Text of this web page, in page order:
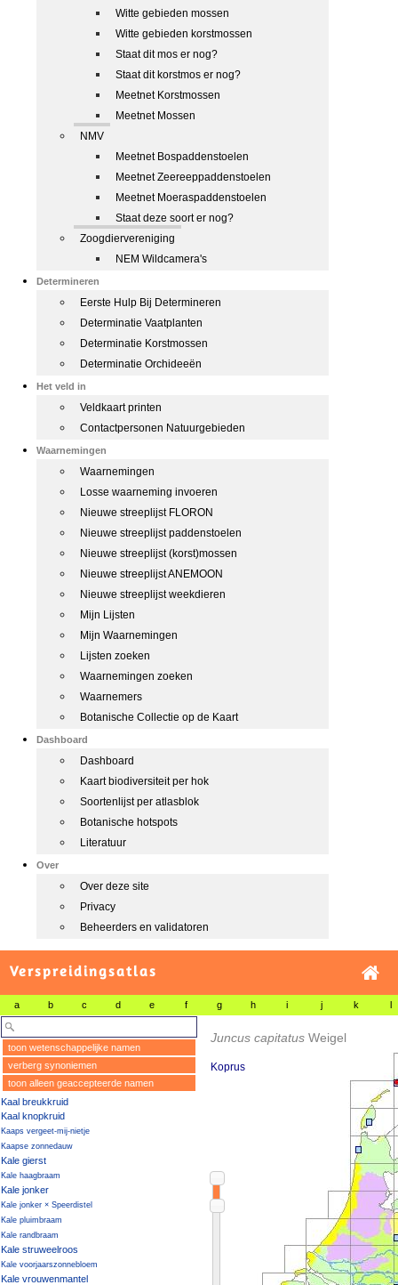
Witte gebieden mossen
Witte gebieden korstmossen
Staat dit mos er nog?
Staat dit korstmos er nog?
Meetnet Korstmossen
Meetnet Mossen
NMV
Meetnet Bospaddenstoelen
Meetnet Zeereeppaddenstoelen
Meetnet Moeraspaddenstoelen
Staat deze soort er nog?
Zoogdiervereniging
NEM Wildcamera's
Determineren
Eerste Hulp Bij Determineren
Determinatie Vaatplanten
Determinatie Korstmossen
Determinatie Orchideeën
Het veld in
Veldkaart printen
Contactpersonen Natuurgebieden
Waarnemingen
Waarnemingen
Losse waarneming invoeren
Nieuwe streeplijst FLORON
Nieuwe streeplijst paddenstoelen
Nieuwe streeplijst (korst)mossen
Nieuwe streeplijst ANEMOON
Nieuwe streeplijst weekdieren
Mijn Lijsten
Mijn Waarnemingen
Lijsten zoeken
Waarnemingen zoeken
Waarnemers
Botanische Collectie op de Kaart
Dashboard
Dashboard
Kaart biodiversiteit per hok
Soortenlijst per atlasblok
Botanische hotspots
Literatuur
Over
Over deze site
Privacy
Beheerders en validatoren
Verspreidingsatlas
a b c d e f g h i j k l
toon wetenschappelijke namen
verberg synoniemen
toon alleen geaccepteerde namen
Kaal breukkruid
Kaal knopkruid
Kaaps vergeet-mij-nietje
Kaapse zonnedauw
Kale gierst
Kale haagbraam
Kale jonker
Kale jonker × Speerdistel
Kale pluimbraam
Kale randbraam
Kale struweelroos
Kale voorjaarszonnebloem
Kale vrouwenmantel
Juncus capitatus Weigel
Koprus